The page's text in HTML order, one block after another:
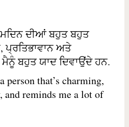
ਦੀਆਂ ਬਹੁਤ ਬਹੁਤ
ਪ੍ਰਤਿਭਾਵਾਨ ਅਤੇ
ਬਹੁਤ ਯਾਦ ਦਿਵਾਉਂਦੇ ਹਨ.
person that’s charming,
and reminds me a lot of